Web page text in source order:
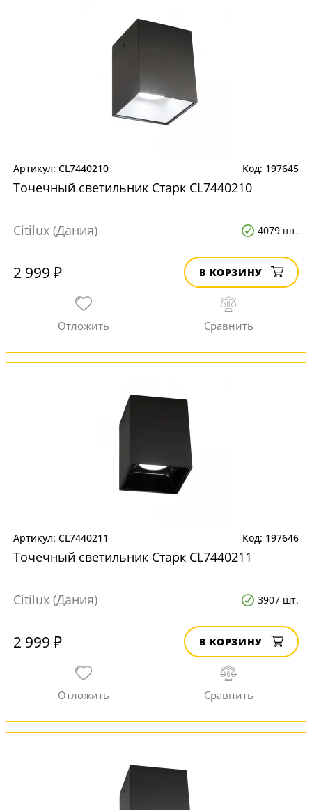
CL7440210 197645
Точечный светильник Старк CL7440210
Citilux (Дания) 4079 шт.
2 999 ₽ В КОРЗИНУ
CL7440211 197646
Точечный светильник Старк CL7440211
Citilux (Дания) 3907 шт.
2 999 ₽ В КОРЗИНУ